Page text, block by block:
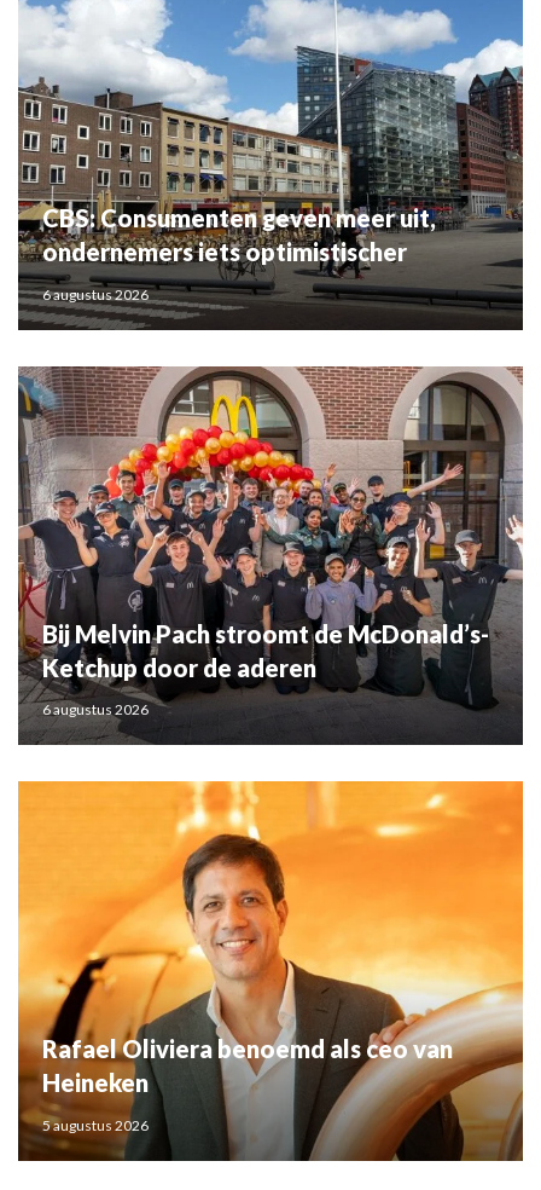
CBS: Consumenten geven meer uit,
ondernemers iets optimistischer
6 augustus 2026
Bij Melvin Pach stroomt de McDonald’s-
Ketchup door de aderen
6 augustus 2026
Rafael Oliviera benoemd als ceo van
Heineken
5 augustus 2026